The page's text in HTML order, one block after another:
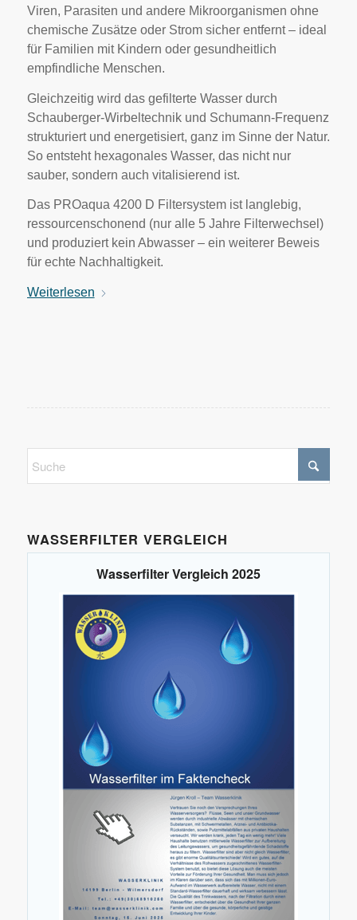
Viren, Parasiten und andere Mikroorganismen ohne
chemische Zusätze oder Strom sicher entfernt – ideal
für Familien mit Kindern oder gesundheitlich
empfindliche Menschen.
Gleichzeitig wird das gefilterte Wasser durch
Schauberger-Wirbeltechnik und Schumann-Frequenz
strukturiert und energetisiert, ganz im Sinne der Natur.
So entsteht hexagonales Wasser, das nicht nur
sauber, sondern auch vitalisierend ist.
Das PROaqua 4200 D Filtersystem ist langlebig,
ressourcenschonend (nur alle 5 Jahre Filterwechsel)
und produziert kein Abwasser – ein weiterer Beweis
für echte Nachhaltigkeit.
Weiterlesen
WASSERFILTER VERGLEICH
Wasserfilter Vergleich 2025